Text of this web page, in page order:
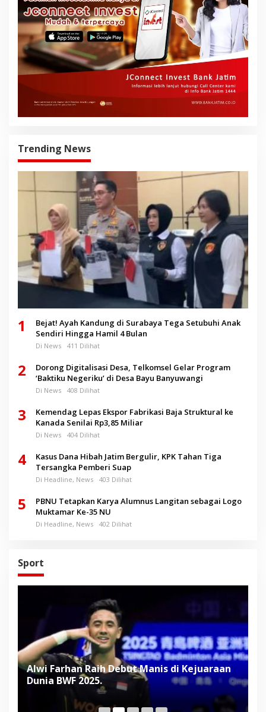
Trending News
1
Bejat! Ayah Kandung di Surabaya Tega Setubuhi Anak
Sendiri Hingga Hamil 4 Bulan
Di News 411 Dilihat
2
Dorong Digitalisasi Desa, Telkomsel Gelar Program
‘Baktiku Negeriku’ di Desa Bayu Banyuwangi
Di News 408 Dilihat
3
Kemendag Lepas Ekspor Fabrikasi Baja Struktural ke
Kanada Senilai Rp3,85 Miliar
Di News 404 Dilihat
4
Kasus Dana Hibah Jatim Bergulir, KPK Tahan Tiga
Tersangka Pemberi Suap
Di Headline, News 403 Dilihat
5
PBNU Tetapkan Karya Alumnus Langitan sebagai Logo
Muktamar Ke-35 NU
Di Headline, News 402 Dilihat
Sport
Alwi Farhan Raih Debut Manis di Kejuaraan
Dunia BWF 2025.